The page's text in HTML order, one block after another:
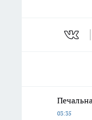
03:35